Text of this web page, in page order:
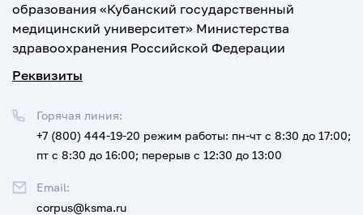
образования «Кубанский государственный
медицинский университет» Министерства
здравоохранения Российской Федерации
Реквизиты
Горячая линия:
+7 (800) 444-19-20 режим работы: пн-чт с 8:30 до 17:00;
пт с 8:30 до 16:00; перерыв с 12:30 до 13:00
Email:
corpus@ksma.ru